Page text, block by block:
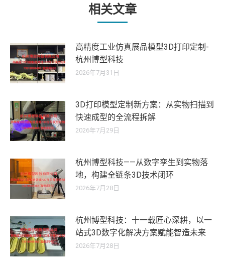
章：
相关文章
高精度工业仿真展品模型3D打印定制-
杭州博型科技
2026年7月31日
3D打印模型定制新方案：从实物扫描到
快速成型的全流程拆解
2026年7月29日
杭州博型科技——从数字孪生到实物落
地，构建全链条3D技术闭环
2026年7月28日
杭州博型科技：十一载匠心深耕，以一
站式3D数字化解决方案赋能智造未来
2026年7月28日